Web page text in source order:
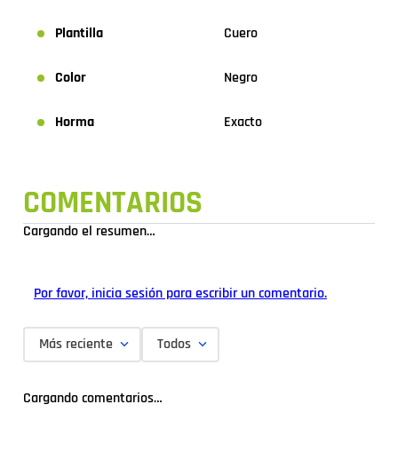
Plantilla Cuero
Color Negro
Horma Exacto
COMENTARIOS
Cargando el resumen…
Por favor, inicia sesión para escribir un comentario.
Más reciente Todos
Cargando comentarios…